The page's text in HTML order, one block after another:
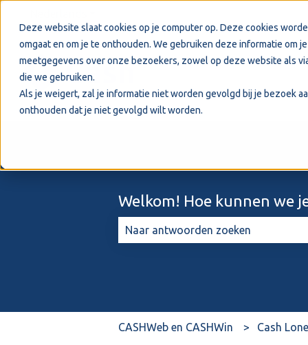
Deze website slaat cookies op je computer op. Deze cookies
omgaat en om je te onthouden. We gebruiken deze informatie om
meetgegevens over onze bezoekers, zowel op deze website als
die we gebruiken.
Als je weigert, zal je informatie niet worden gevolgd bij je bezoek
onthouden dat je niet gevolgd wilt worden.
Welkom! Hoe kunnen we
CASHWeb en CASHWin Cash